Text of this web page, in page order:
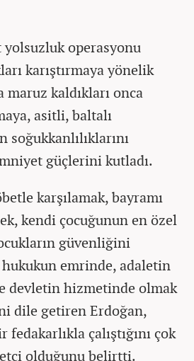
operasyonu
karıştırmaya yönelik
kaldıkları onca
asitli, baltalı
soğukkanlılıklarını
güçlerini kutladı.
karşılamak, bayramı
kendi çocuğunun en özel
güvenliğini
emrinde, adaletin
devletin hizmetinde olmak
dile getiren Erdoğan,
çalıştığını çok
olduğunu belirtti.